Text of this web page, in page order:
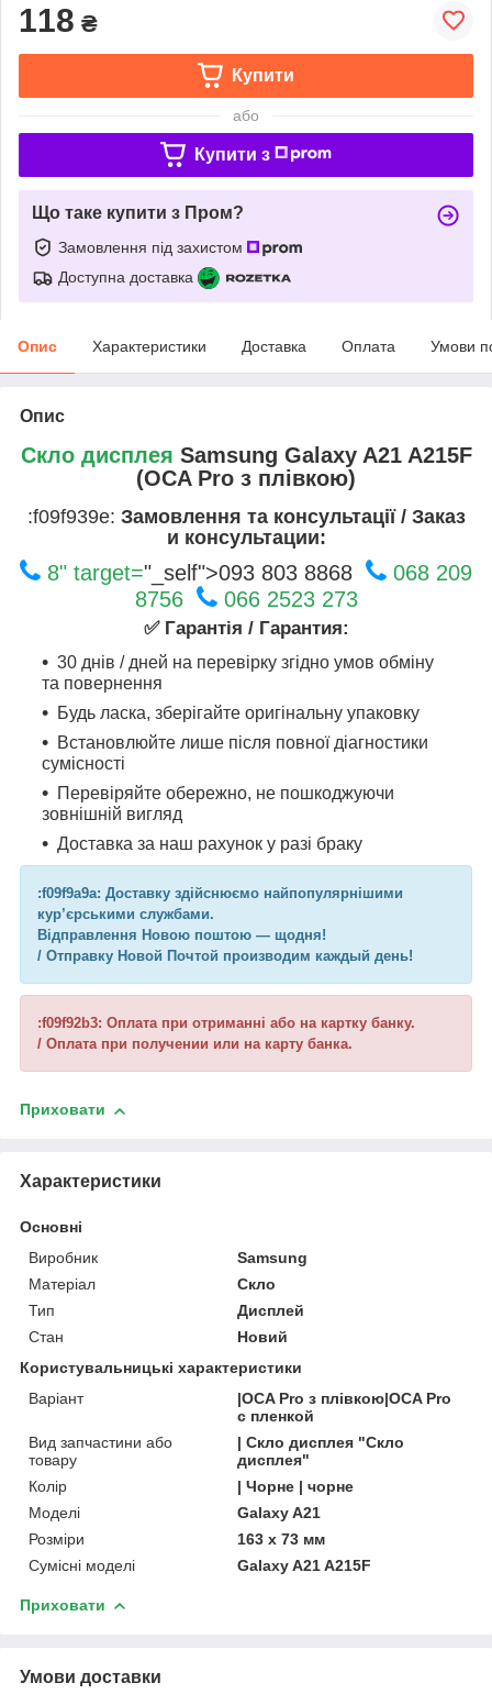
118 ₴
Купити
або
Купити з
Що таке купити з Пром?
Замовлення під захистом
Доступна доставка
Опис Характеристики Доставка Оплата Умови
Опис
Скло дисплея Samsung Galaxy A21 A215F
(OCA Pro з плівкою)
:f09f939e: Замовлення та консультації / Заказ
и консультации:
8" target="_self">093 803 8868
068 209
8756
066 2523 273
✅ Гарантія / Гарантия:
30 днів / дней на перевірку згідно умов обміну
та повернення
Будь ласка, зберігайте оригінальну упаковку
Встановлюйте лише після повної діагностики
сумісності
Перевіряйте обережно, не пошкоджуючи
зовнішній вигляд
Доставка за наш рахунок у разі браку
:f09f9a9a: Доставку здійснюємо найпопулярнішими
кур’єрськими службами.
Відправлення Новою поштою — щодня!
/ Отправку Новой Почтой производим каждый день!
:f09f92b3: Оплата при отриманні або на картку банку.
/ Оплата при получении или на карту банка.
Приховати
Характеристики
Основні
Виробник
Samsung
Матеріал
Скло
Тип
Дисплей
Стан
Новий
Користувальницькі характеристики
Варіант
|OCA Pro з плівкою|OCA Pro
с пленкой
Вид запчастини або
товару
| Скло дисплея "Скло
дисплея"
Колір
| Чорне | чорне
Моделі
Galaxy A21
Розміри
163 x 73 мм
Сумісні моделі
Galaxy A21 A215F
Приховати
Умови доставки